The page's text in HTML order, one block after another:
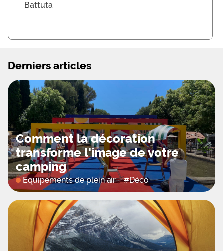
Battuta
Derniers articles
Comment la décoration
transforme l'image de votre
camping
Equipements de plein air #Déco